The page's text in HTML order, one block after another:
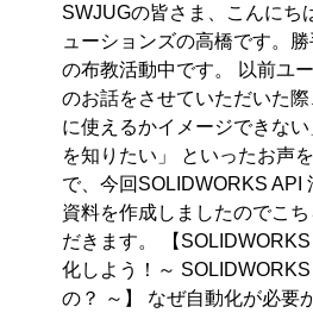
SWJUGの皆さま、こんにち
ューションズの高橋です。
の布教活動中です。 以前ユ
のお話をさせていただいた
に使えるかイメージできな
を知りたい」 といったお声
で、今回SOLIDWORKS API
資料を作成しましたのでこ
だきます。 【
化しよう！～
の？ ～】 なぜ自動化が必要